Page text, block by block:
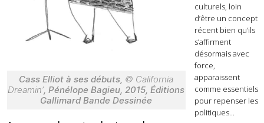
Cass Elliot à ses débuts, © California
Dreamin’ , Pénélope Bagieu, 2015, Éditions
Gallimard Bande Dessinée
culturels, loin
d’être un concept
récent bien qu’ils
s’affirment
désormais avec
force,
apparaissent
comme essentiels
pour repenser les
politiques...